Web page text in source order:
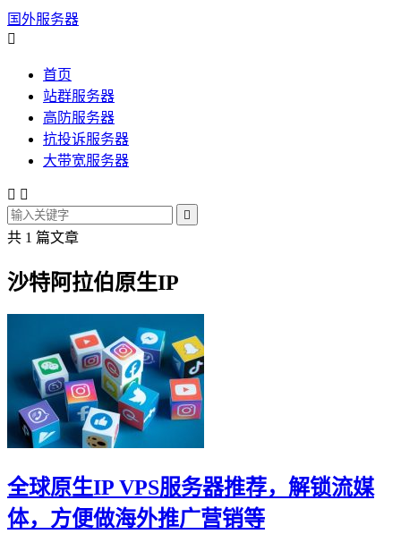
国外服务器

首页
站群服务器
高防服务器
抗投诉服务器
大带宽服务器
 

共 1 篇文章
沙特阿拉伯原生IP
全球原生IP VPS服务器推荐，解锁流媒
体，方便做海外推广营销等